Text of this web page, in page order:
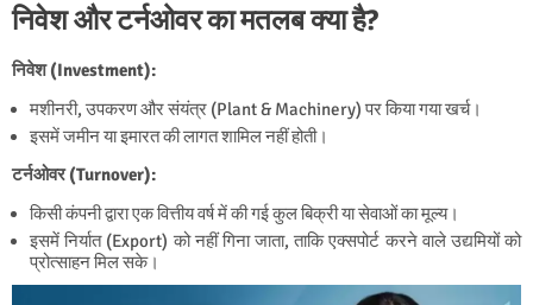
निवेश और टर्नओवर का मतलब क्या है?
निवेश (Investment):
मशीनरी, उपकरण और संयंत्र (Plant & Machinery) पर किया गया खर्च।
इसमें जमीन या इमारत की लागत शामिल नहीं होती।
टर्नओवर (Turnover):
किसी कंपनी द्वारा एक वित्तीय वर्ष में की गई कुल बिक्री या सेवाओं का मूल्य।
इसमें निर्यात (Export) को नहीं गिना जाता, ताकि एक्सपोर्ट करने वाले उद्यमियों को
प्रोत्साहन मिल सके।